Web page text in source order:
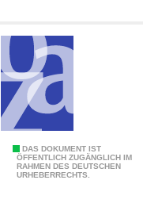
h
.
.
DAS DOKUMENT IST
ÖFFENTLICH ZUGÄNGLICH IM
RAHMEN DES DEUTSCHEN
URHEBERRECHTS.